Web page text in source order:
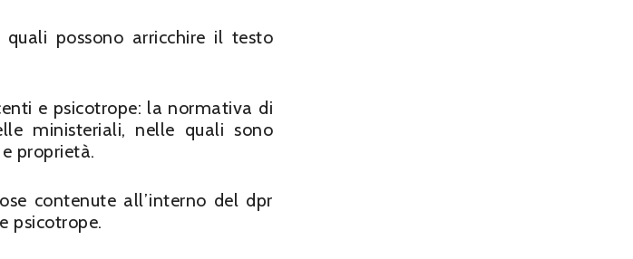
possono arricchire il testo
e psicotrope: la normativa di
ministeriali, nelle quali sono
proprietà.
contenute all’interno del dpr
psicotrope.